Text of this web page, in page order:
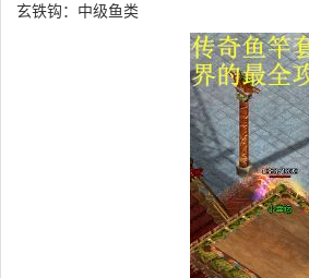
玄铁钩：中级鱼类